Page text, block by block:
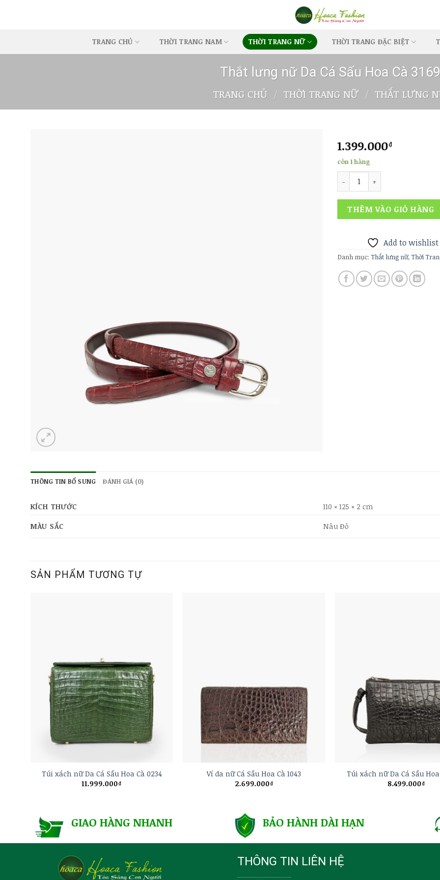
TRANG CHỦ THỜI TRANG NAM THỜI TRANG NỮ THỜI TRANG ĐẶC BIỆT
Thắt lưng nữ Da Cá Sấu Hoa Cà 3169
TRANG CHỦ / THỜI TRANG NỮ / THẮT LƯNG
1.399.000₫
còn 1 hàng
Thắt lưng nữ Da Cá Sấu Hoa
THÊM VÀO GIỎ HÀNG
Add to wishlist
Danh mục: Thắt lưng nữ,Thời
THÔNG TIN BỔ SUNG ĐÁNH GIÁ (0)
KÍCH THƯỚC 110 × 125 × 2 cm
MÀU SẮC Nâu Đỏ
SẢN PHẨM TƯƠNG TỰ
Túi xách nữ Da Cá Sấu Hoa Cà 0234
11.999.000₫
Ví da nữ Cá Sấu Hoa Cà 1043
2.699.000₫
Túi xách nữ Da Cá Sấu Hoa
8.499.000₫
GIAO HÀNG NHANH BẢO HÀNH DÀI HẠN
THÔNG TIN LIÊN HỆ